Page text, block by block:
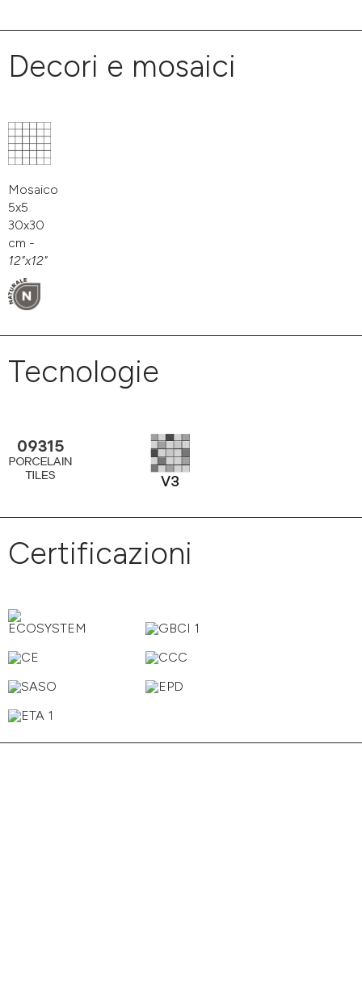
Decori e mosaici
Mosaico
5x5
30x30
cm -
12"x12"
Tecnologie
Certificazioni